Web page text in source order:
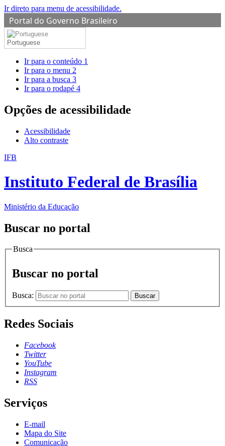
Ir direto para menu de acessibilidade.
Portal do Governo Brasileiro
Portuguese
Ir para o conteúdo 1
Ir para o menu 2
Ir para a busca 3
Ir para o rodapé 4
Opções de acessibilidade
Acessibilidade
Alto contraste
IFB
Instituto Federal de Brasília
Ministério da Educação
Buscar no portal
Busca
Buscar no portal
Busca: Buscar
Redes Sociais
Facebook
Twitter
YouTube
Instagram
RSS
Serviços
E-mail
Mapa do Site
Comunicação